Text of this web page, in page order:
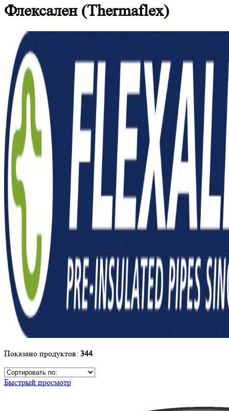
Флексален (Thermaflex)
Показано продуктов: 344
Быстрый просмотр